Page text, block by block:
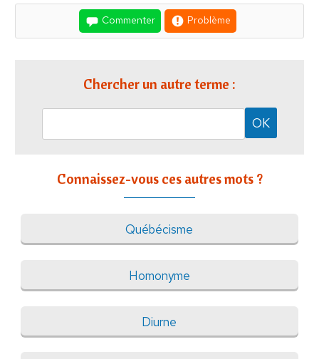
Commenter Problème
Chercher un autre terme :
Connaissez-vous ces autres mots ?
Québécisme
Homonyme
Diurne